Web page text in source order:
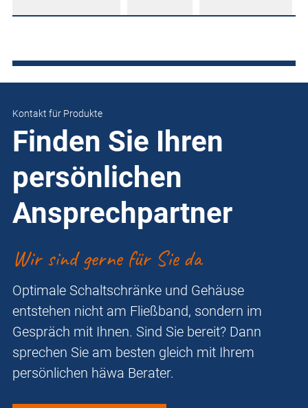
Kontakt für Produkte
Finden Sie Ihren
persönlichen
Ansprechpartner
Wir sind gerne für Sie da
Optimale Schaltschränke und Gehäuse
entstehen nicht am Fließband, sondern im
Gespräch mit Ihnen. Sind Sie bereit? Dann
sprechen Sie am besten gleich mit Ihrem
persönlichen häwa Berater.